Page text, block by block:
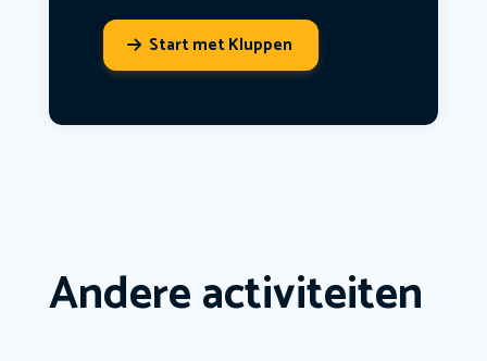
Start met Kluppen
Andere activiteiten